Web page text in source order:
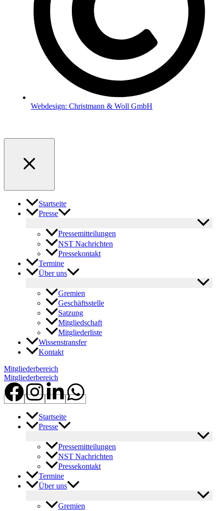
Webdesign: Christmann & Woll GmbH
Startseite
Presse
Pressemitteilungen
NST Nachrichten
Pressekontakt
Termine
Über uns
Gremien
Geschäftsstelle
Satzung
Mitgliedschaft
Mitgliederliste
Wissenstransfer
Kontakt
Mitgliederbereich
Mitgliederbereich
Startseite
Presse
Pressemitteilungen
NST Nachrichten
Pressekontakt
Termine
Über uns
Gremien